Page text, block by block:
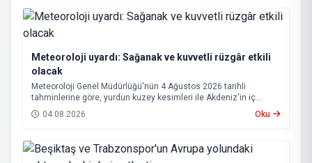
Meteoroloji uyardı: Sağanak ve kuvvetli rüzgâr etkili
olacak
Meteoroloji Genel Müdürlüğü'nün 4 Ağustos 2026 tarihli
tahminlerine göre, yurdun kuzey kesimleri ile Akdeniz'in iç
bölgelerinde yer yer sağanak ve gök gürültülü sağanak yağış
bekleniyor.
04.08.2026 Oku